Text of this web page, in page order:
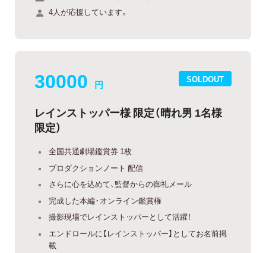
4人が応援しています。
SOLDOUT
30000 円
レインストッパー様 限定（晴れ男 1名様
限定）
全国共通劇場鑑賞券 1枚
プロダクションノート 配信
さらに心を込めて、監督からの御礼メール
完成した本編・オンライン鑑賞権
撮影現場でレインストッパーとして活躍！
エンドロールに【レインストッパー】としてお名前掲
載